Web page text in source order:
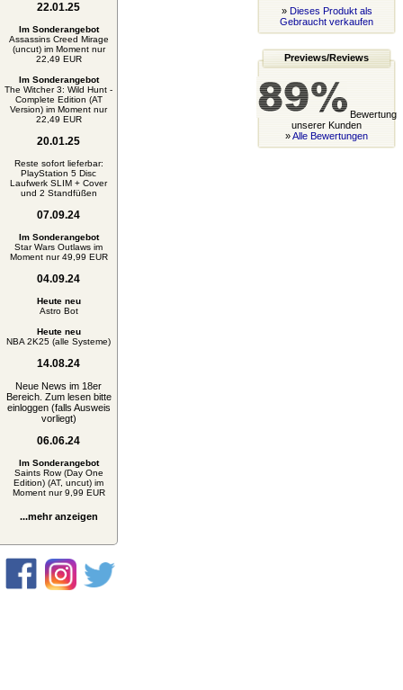
22.01.25
Im Sonderangebot
Assassins Creed Mirage
(uncut) im Moment nur
22,49 EUR
Im Sonderangebot
The Witcher 3: Wild Hunt -
Complete Edition (AT
Version) im Moment nur
22,49 EUR
20.01.25
Reste sofort lieferbar:
PlayStation 5 Disc
Laufwerk SLIM + Cover
und 2 Standfüßen
07.09.24
Im Sonderangebot
Star Wars Outlaws im
Moment nur 49,99 EUR
04.09.24
Heute neu
Astro Bot
Heute neu
NBA 2K25 (alle Systeme)
14.08.24
Neue News im 18er
Bereich. Zum lesen bitte
einloggen (falls Ausweis
vorliegt)
06.06.24
Im Sonderangebot
Saints Row (Day One
Edition) (AT, uncut) im
Moment nur 9,99 EUR
...mehr anzeigen
» Dieses Produkt als
Gebraucht verkaufen
Previews/Reviews
Bewertung
unserer Kunden
»Alle Bewertungen